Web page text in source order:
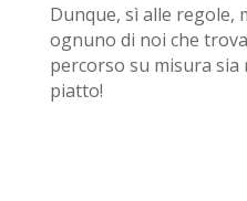
Dunque, sì alle regole,
ognuno di noi che
percorso su misura sia
piatto!